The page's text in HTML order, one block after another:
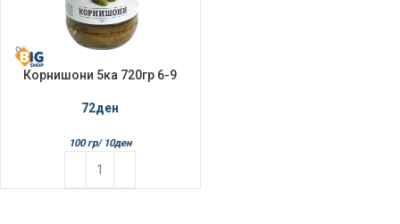
Корнишони 5ка 720гр 6-9
72ден
100 гр/ 10ден